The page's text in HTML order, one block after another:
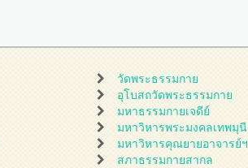
วัดพระธรรมกาย
อุโบสถวัดพระธรรมกาย
มหาธรรมกายเจดีย์
มหาวิหารพระมงคลเทพมุนี
มหาวิหารคุณยายอาจารย์ฯ
สภาธรรมกายสากล